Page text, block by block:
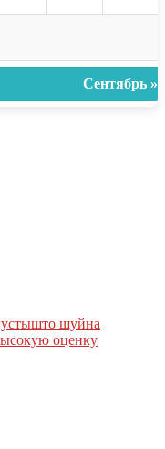
Сентябрь »
шуйна
оценку